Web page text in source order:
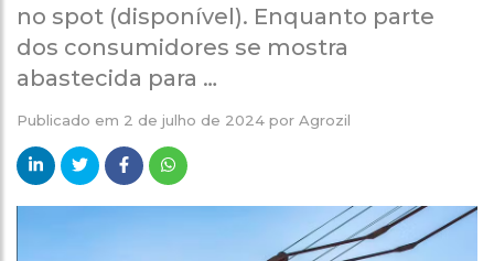
no spot (disponível). Enquanto parte
dos consumidores se mostra
abastecida para …
Publicado em 2 de julho de 2024 por Agrozil